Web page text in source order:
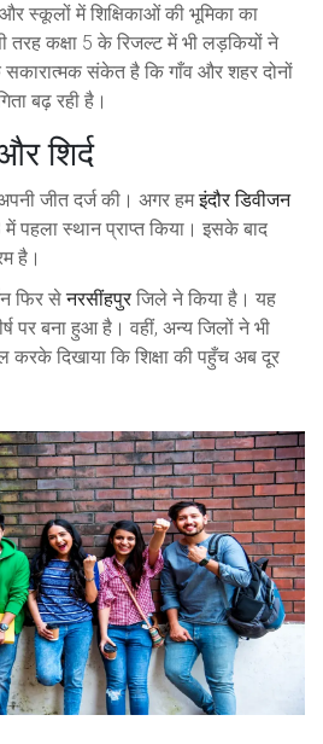
स्कूलों में शिक्षिकाओं की भूमिका का
तरह कक्षा 5 के रिजल्ट में भी लड़कियों ने
संकेत है कि गाँव और शहर दोनों
बढ़ रही है।
शिर्द
जीत दर्ज की। अगर हमइंदौर डिवीजन
में पहला स्थान प्राप्त किया। इसके बाद
है।
फिर सेनरसींहपुर जिले ने किया है। यह
पर बना हुआ है। वहीं, अन्य जिलों ने भी
दिखाया कि शिक्षा की पहुँच अब दूर